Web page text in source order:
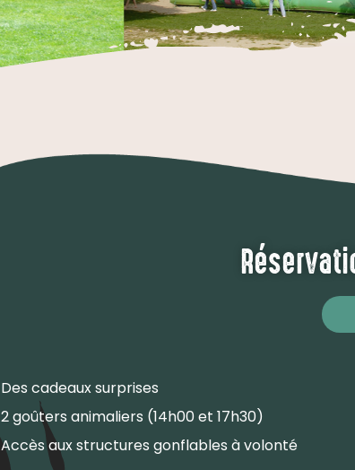
Des cadeaux surprises
2 goûters animaliers (14h00 et 17h30)
Accès aux structures gonflables à volonté